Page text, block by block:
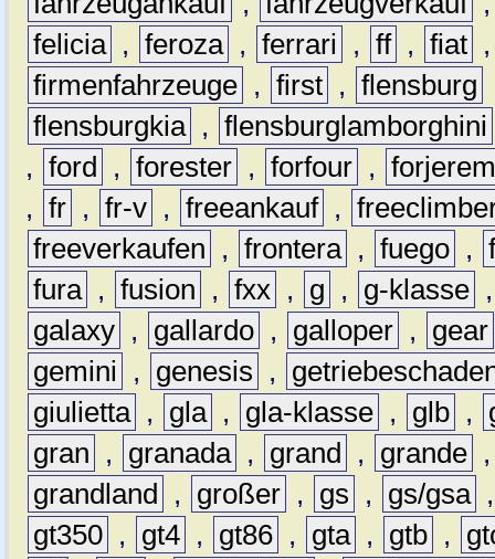
felicia , feroza , ferrari , ff , fiat
firmenfahrzeuge , first , flensburg
flensburgkia , flensburglamborghini
, ford , forester , forfour ,
, fr , fr-v , freeankauf ,
freeverkaufen
, frontera , fuego ,
fura , fusion , fxx , g , g-klasse
galaxy , gallardo , galloper ,
gear
gemini
, genesis ,
giulietta , gla , gla-klasse , glb ,
gran
, granada , grand , grande
grandland
, großer , gs , gs/gsa
gt350 , gt4 , gt86 , gta , gtb ,